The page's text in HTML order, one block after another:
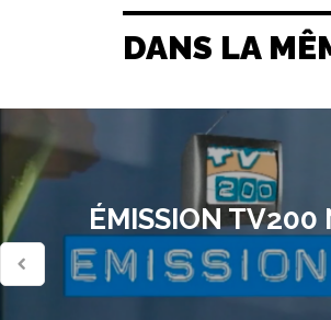
DANS LA
ÉMISSION TV200